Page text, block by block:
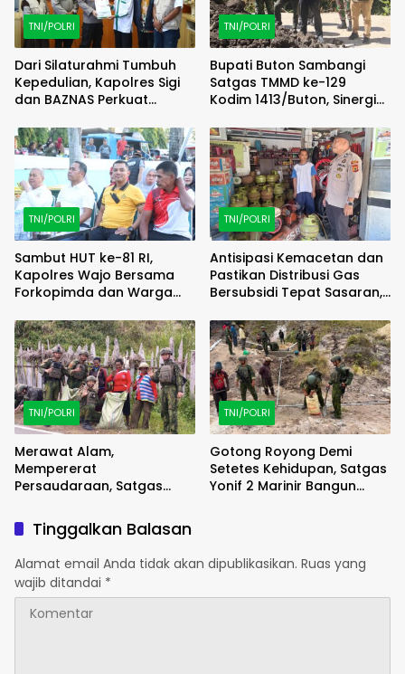
TNI/POLRI
Dari Silaturahmi Tumbuh
Kepedulian, Kapolres Sigi
dan BAZNAS Perkuat
TNI/POLRI
Bupati Buton Sambangi
Satgas TMMD ke-129
Kodim 1413/Buton, Sinergi
Menguat
TNI/POLRI
Sambut HUT ke-81 RI,
Kapolres Wajo Bersama
Forkopimda dan Warga
Karung
TNI/POLRI
Antisipasi Kemacetan dan
Pastikan Distribusi Gas
Bersubsidi Tepat Sasaran,
Patroli
TNI/POLRI
Merawat Alam,
Mempererat
Persaudaraan, Satgas
Enarotali Wujudkan Paniai
Bersih, Indonesia Asri
TNI/POLRI
Gotong Royong Demi
Setetes Kehidupan, Satgas
Yonif 2 Marinir Bangun
Tinggalkan Balasan
Alamat email Anda tidak akan dipublikasikan. Ruas yang
wajib ditandai *